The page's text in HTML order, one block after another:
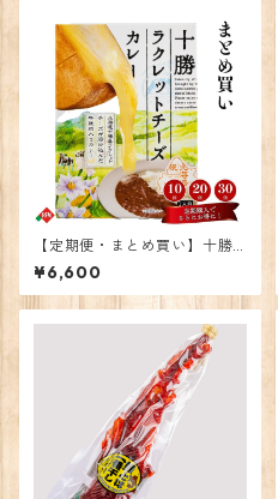
【定期便・まとめ買い】十勝
ラクレットチーズカレー 10
個
¥6,600